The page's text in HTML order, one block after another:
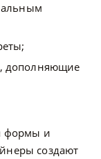
дополняющие
формы и
создают